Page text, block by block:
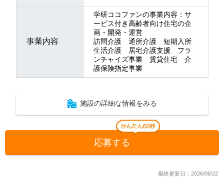
事業内容
学研ココファンの事業内容：サ
ービス付き高齢者向け住宅の企
画・開発・運営
訪問介護 通所介護 短期入所
生活介護 居宅介護支援 フラ
ンチャイズ事業 賃貸住宅 介
護保険指定事業
施設の詳細な情報をみる
応募する
最終更新日：2026/06/22